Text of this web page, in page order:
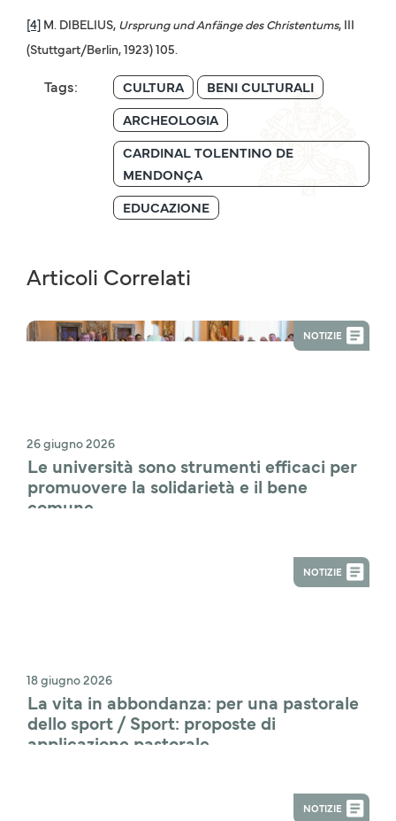
[4] M. DIBELIUS, Ursprung und Anfänge des Christentums, III
(Stuttgart/Berlin, 1923) 105.
Tags: CULTURA
BENI CULTURALI
ARCHEOLOGIA
CARDINAL TOLENTINO DE
MENDONÇA
EDUCAZIONE
Articoli Correlati
NOTIZIE
26 giugno 2026
Le università sono strumenti efficaci per
promuovere la solidarietà e il bene
comune
NOTIZIE
18 giugno 2026
La vita in abbondanza: per una pastorale
dello sport / Sport: proposte di
applicazione pastorale
NOTIZIE